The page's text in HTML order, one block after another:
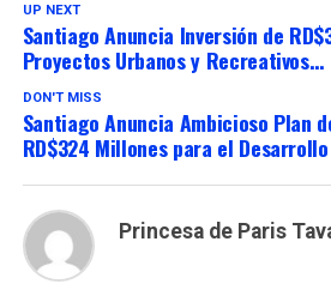
UP NEXT
Santiago Anuncia Inversión de
Proyectos Urbanos y Recreativos…
DON'T MISS
Santiago Anuncia Ambicioso Plan
RD$324 Millones para el
Princesa de Paris